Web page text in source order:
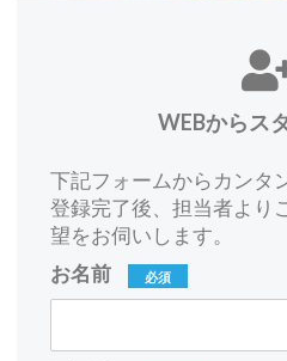
WEBからス
下記フォームからカンタ
登録完了後、担当者より
望をお伺いします。
お名前
必須